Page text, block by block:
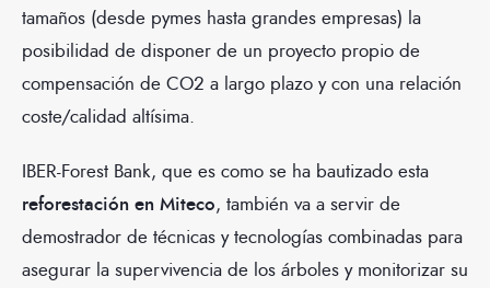
tamaños (desde pymes hasta grandes empresas) la
posibilidad de disponer de un proyecto propio de
compensación de CO2 a largo plazo y con una relación
coste/calidad altísima.
IBER-Forest Bank, que es como se ha bautizado esta
reforestación en Miteco, también va a servir de
demostrador de técnicas y tecnologías combinadas para
asegurar la supervivencia de los árboles y monitorizar su